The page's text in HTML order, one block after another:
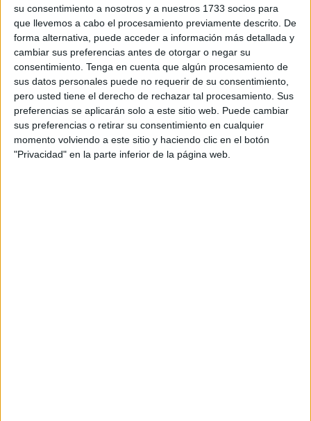
su consentimiento a nosotros y a nuestros 1733 socios para
que llevemos a cabo el procesamiento previamente descrito. De
forma alternativa, puede acceder a información más detallada y
cambiar sus preferencias antes de otorgar o negar su
consentimiento. Tenga en cuenta que algún procesamiento de
sus datos personales puede no requerir de su consentimiento,
pero usted tiene el derecho de rechazar tal procesamiento. Sus
preferencias se aplicarán solo a este sitio web. Puede cambiar
sus preferencias o retirar su consentimiento en cualquier
momento volviendo a este sitio y haciendo clic en el botón
"Privacidad" en la parte inferior de la página web.
respuesta correcta entre varias opciones, los lectores se
sienten estimulados y comprometidos con la actividad.
Esto contribuye a generar un ambiente de aprendizaje
activo y participativo, lo que mejora la motivación y el
interés por la lectura.